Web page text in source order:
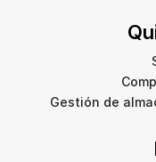
Gestión de